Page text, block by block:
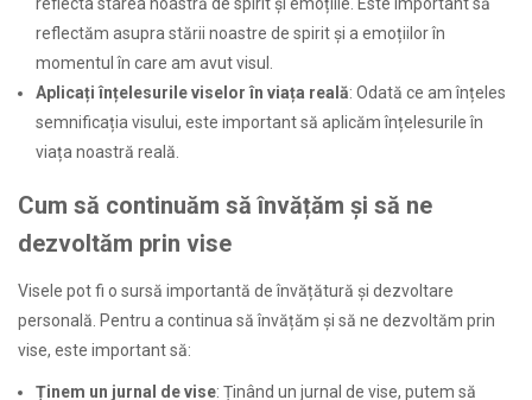
reflecta starea noastră de spirit și emoțiile. Este important să
reflectăm asupra stării noastre de spirit și a emoțiilor în
momentul în care am avut visul.
Aplicați înțelesurile viselor în viața reală: Odată ce am înțeles
semnificația visului, este important să aplicăm înțelesurile în
viața noastră reală.
Cum să continuăm să învățăm și să ne
dezvoltăm prin vise
Visele pot fi o sursă importantă de învățătură și dezvoltare
personală. Pentru a continua să învățăm și să ne dezvoltăm prin
vise, este important să:
Ținem un jurnal de vise: Ținând un jurnal de vise, putem să